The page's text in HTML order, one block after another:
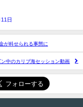
日
が科せられる事態に
中のカリブ海セッション動画